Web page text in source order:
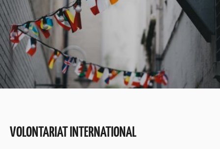
VOLONTARIAT INTERNATIONAL